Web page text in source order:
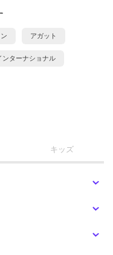
アガット
ンターナショナル
キッズ